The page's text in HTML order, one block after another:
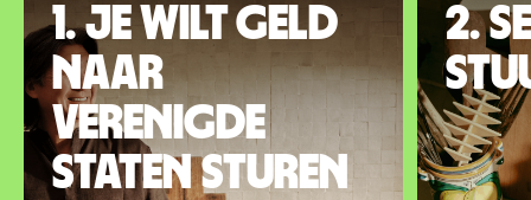
1. Je wilt geld
naar
Verenigde
Staten sturen
2.